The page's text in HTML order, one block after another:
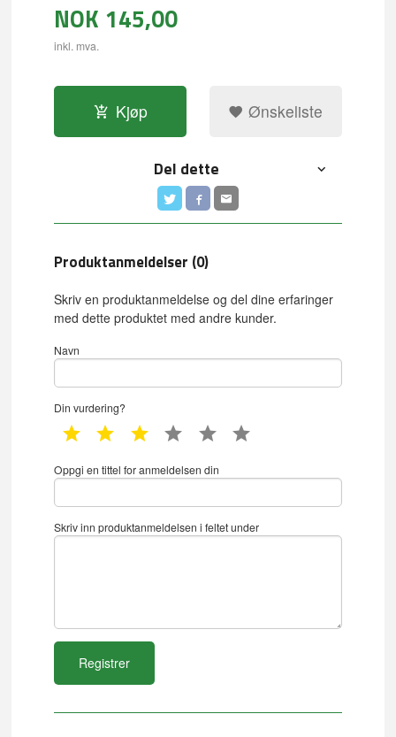
NOK 145,00
inkl. mva.
Kjøp Ønskeliste
Del dette
Produktanmeldelser (0)
Skriv en produktanmeldelse og del dine erfaringer
med dette produktet med andre kunder.
Navn
Din vurdering?
1 star 2 star 3 star 4 star 5 star
Oppgi en tittel for anmeldelsen din
Skriv inn produktanmeldelsen i feltet under